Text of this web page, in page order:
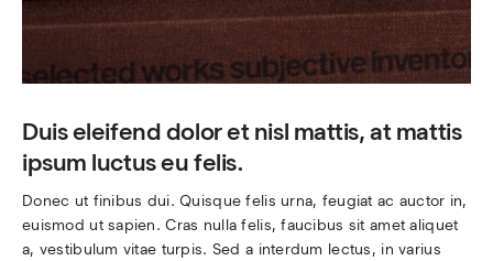
Duis eleifend dolor et nisl mattis, at mattis
ipsum luctus eu felis.
Donec ut finibus dui. Quisque felis urna, feugiat ac auctor in,
euismod ut sapien. Cras nulla felis, faucibus sit amet aliquet
a, vestibulum vitae turpis. Sed a interdum lectus, in varius